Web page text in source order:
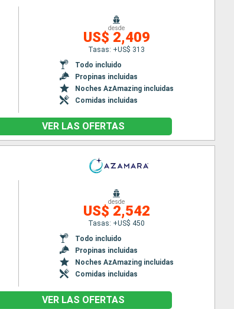
desde
US$ 2,409
Tasas: +US$ 313
Todo incluido
Propinas incluidas
Noches AzAmazing incluidas
Comidas incluidas
VER LAS OFERTAS
desde
US$ 2,542
Tasas: +US$ 450
Todo incluido
Propinas incluidas
Noches AzAmazing incluidas
Comidas incluidas
VER LAS OFERTAS